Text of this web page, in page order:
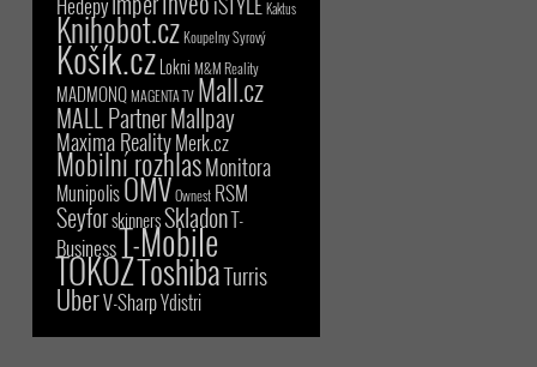
Kaktus
Knihobot.czKoupelny Syrový
Košík.czLokni M&M Reality
MADMONQMAGENTA TV Mall.cz
MALL PartnerMallpay
Maxima RealityMerk.cz
Mobilní rozhlasMonitora
MunipolisOMVOwnest RSM
SeyforskinnersSkladonT-
BusinessT-Mobile
TOKOZToshibaTurris
UberV-SharpYdistri